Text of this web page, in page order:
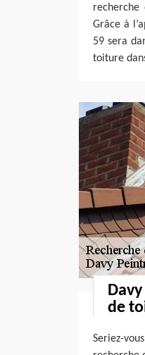
Grâce à
59 sera
toiture
de
Seriez-